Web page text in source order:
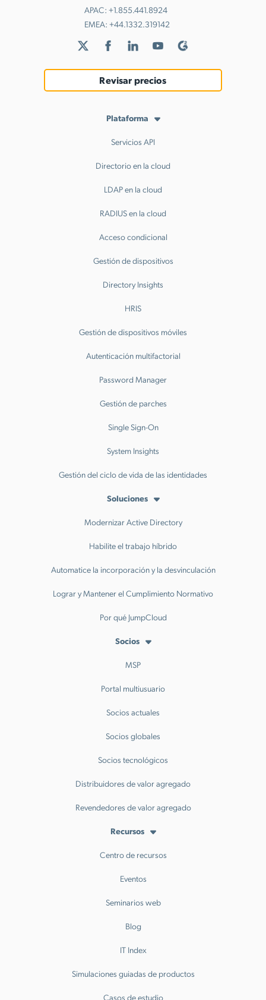
APAC: +1.855.441.8924
EMEA: +44.1332.319142
Revisar precios
Plataforma
Servicios API
Directorio en la cloud
LDAP en la cloud
RADIUS en la cloud
Acceso condicional
Gestión de dispositivos
Directory Insights
HRIS
Gestión de dispositivos móviles
Autenticación multifactorial
Password Manager
Gestión de parches
Single Sign-On
System Insights
Gestión del ciclo de vida de las identidades
Soluciones
Modernizar Active Directory
Habilite el trabajo híbrido
Automatice la incorporación y la desvinculación
Lograr y Mantener el Cumplimiento Normativo
Por qué JumpCloud
Socios
MSP
Portal multiusuario
Socios actuales
Socios globales
Socios tecnológicos
Distribuidores de valor agregado
Revendedores de valor agregado
Recursos
Centro de recursos
Eventos
Seminarios web
Blog
IT Index
Simulaciones guiadas de productos
Casos de estudio